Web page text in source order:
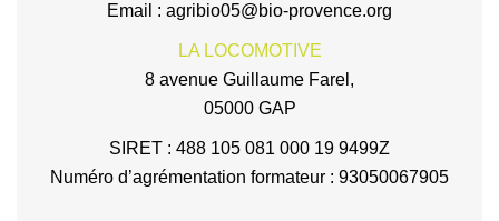
Email : agribio05@bio-provence.org
LA LOCOMOTIVE
8 avenue Guillaume Farel,
05000 GAP
SIRET : 488 105 081 000 19 9499Z
Numéro d’agrémentation formateur : 93050067905